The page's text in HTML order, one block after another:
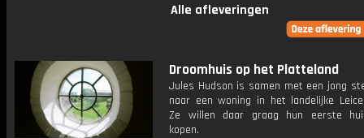
Alle afleveringen
Droomhuis op het Platteland
Jules Hudson is samen met een jong
naar een woning in het landelijke
Ze willen daar graag hun eerste
kopen.